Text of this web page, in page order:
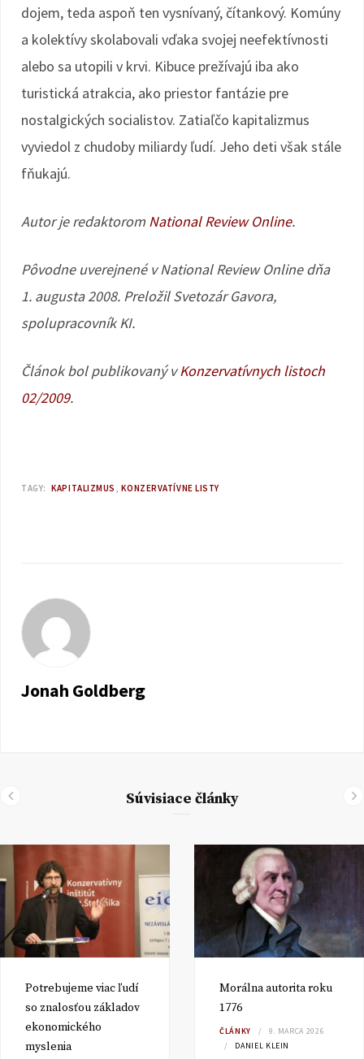
dojem, teda aspoň ten vysnívaný, čítankový. Komúny
a kolektívy skolabovali vďaka svojej neefektívnosti
alebo sa utopili v krvi. Kibuce prežívajú iba ako
turistická atrakcia, ako priestor fantázie pre
nostalgických socialistov. Zatiaľčo kapitalizmus
vyviedol z chudoby miliardy ľudí. Jeho deti však stále
fňukajú.
Autor je redaktorom National Review Online.
Pôvodne uverejnené v National Review Online dňa
1. augusta 2008. Preložil Svetozár Gavora,
spolupracovník KI.
Článok bol publikovaný vKonzervatívnych listoch
02/2009.
TAGY: KAPITALIZMUS KONZERVATÍVNE LISTY
Jonah Goldberg
Súvisiace články
Potrebujeme viac ľudí
so znalosťou základov
ekonomického
myslenia
Morálna autorita roku
1776
ČLÁNKY
9. MARCA 2026
DANIEL KLEIN